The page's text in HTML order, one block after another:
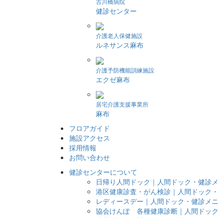
健診センター
介護老人保健施設
ルネサンス麻布
介護予防機能訓練施設
エクゼ麻布
居宅介護支援事業所
麻布
フロアガイド
施設アクセス
採用情報
お問い合わせ
健診センターについて
日帰り人間ドック｜人間ドック・健診
港区健康診査・がん検診｜人間ドック
レディースデー｜人間ドック・健診メ
協会けんぽ 各種健康診断｜人間ドッ